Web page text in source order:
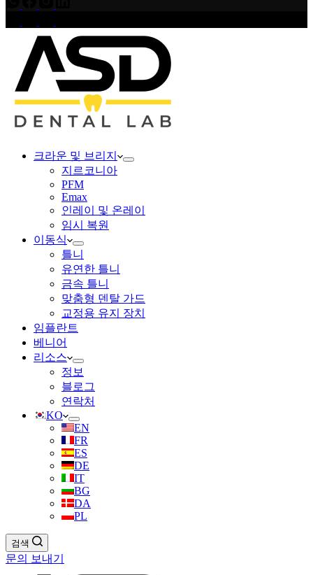
크라운 및 브리지
지르코니아
PFM
Emax
인레이 및 온레이
임시 복원
이동식
틀니
유연한 틀니
금속 틀니
맞춤형 덴탈 가드
교정용 유지 장치
임플란트
베니어
리소스
정보
블로그
연락처
KO
EN
FR
ES
DE
IT
BG
DA
PL
검색
문의 보내기